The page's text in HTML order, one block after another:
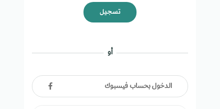
تسجيل
أو
الدخول بحساب فيسبوك